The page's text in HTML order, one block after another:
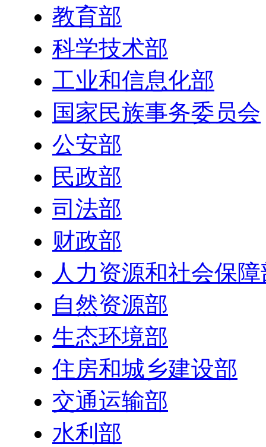
教育部
科学技术部
工业和信息化部
国家民族事务委员会
公安部
民政部
司法部
财政部
人力资源和社会保
自然资源部
生态环境部
住房和城乡建设部
交通运输部
水利部